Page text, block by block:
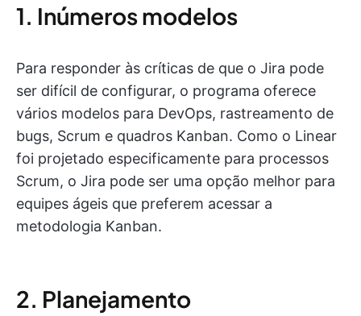
1. Inúmeros modelos
Para responder às críticas de que o Jira pode
ser difícil de configurar, o programa oferece
vários modelos para DevOps, rastreamento de
bugs, Scrum e quadros Kanban. Como o Linear
foi projetado especificamente para processos
Scrum, o Jira pode ser uma opção melhor para
equipes ágeis que preferem acessar a
metodologia Kanban.
2. Planejamento